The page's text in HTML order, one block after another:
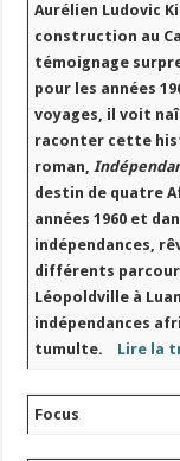
Aurélien Ludovic
construction au
témoignage
pour les années
voyages, il voit
raconter cette
roman,
destin de quatre
années 1960 et
indépendances,
différents
Léopoldville à
indépendances
tumulte.
Lire la
Focus